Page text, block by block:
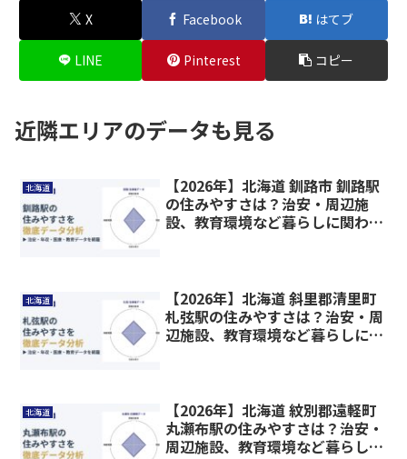
X Facebook はてブ
LINE Pinterest コピー
近隣エリアのデータも見る
北海道
【2026年】北海道 釧路市 釧路駅
の住みやすさは？治安・周辺施
設、教育環境など暮らしに関わる
北海道
【2026年】北海道 斜里郡清里町
札弦駅の住みやすさは？治安・周
辺施設、教育環境など暮らしに関
北海道
【2026年】北海道 紋別郡遠軽町
丸瀬布駅の住みやすさは？治安・
周辺施設、教育環境など暮らしに